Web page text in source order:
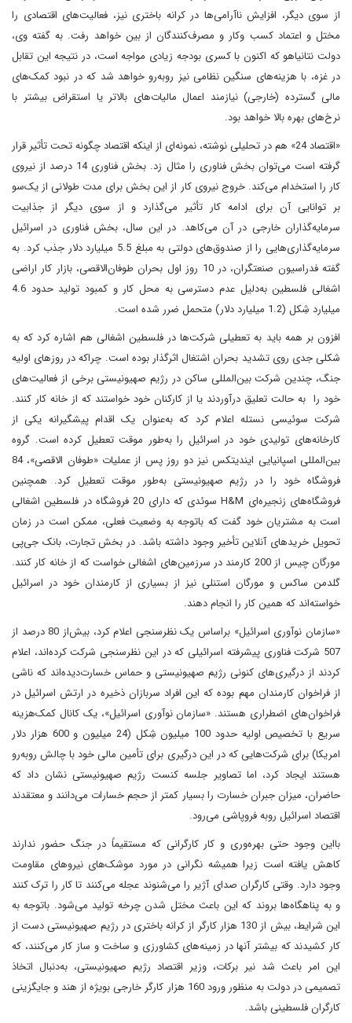
از سوی دیگر، افزایش ناآرامی‌ها در کرانه باختری نیز، فعالیت‌های اقتصادی را
مختل و اعتماد کسب‌ وکار و مصرف‌کنندگان از بین خواهد رفت. به گفته وی،
دولت نتانیاهو که اکنون با کسری بودجه زیادی مواجه است، در نتیجه این تقابل
در غزه، با هزینه‌های سنگین نظامی نیز روبه‌رو خواهد شد که در نبود کمک‌های
مالی گسترده (خارجی) نیازمند اعمال مالیات‌های بالاتر یا استقراض بیشتر با
نرخ‌های بهره بالا خواهد بود.
«اقتصاد 24» هم در تحلیلی نوشته، نمونه‌ای از اینکه اقتصاد چگونه تحت تأثیر قرار
گرفته است می‌توان بخش فناوری را مثال زد. بخش فناوری 14 درصد از نیروی
کار را استخدام می‌کند. خروج نیروی کار از این بخش برای مدت طولانی از یک‌سو
بر توانایی آن برای ادامه کار تأثیر می‌گذارد و از سوی دیگر از جذابیت
سرمایه‌گذاران خارجی در آن می‌کاهد. در این سال، بخش فناوری در اسرائیل
سرمایه‌گذاری‌هایی را از صندوق‌های دولتی به مبلغ 5.5 میلیارد دلار جذب کرد. به
گفته فدراسیون صنعتگران، در 10 روز اول بحران طوفان‌الاقصی، بازار کار اراضی
اشغالی فلسطین به‌دلیل عدم دسترسی به محل کار و کمبود تولید حدود 4.6
میلیارد شِکل (1.2 میلیارد دلار) متحمل ضرر شده است.
افزون بر همه باید به تعطیلی شرکت‌ها در فلسطین اشغالی هم اشاره کرد که به
شکلی جدی روی تشدید بحران اشتغال اثرگذار بوده است. چراکه در روزهای اولیه
جنگ، چندین شرکت بین‌المللی ساکن در رژیم صهیونیستی برخی از فعالیت‌های
خود را به حالت تعلیق درآوردند یا از کارکنان خود خواستند که از خانه کار کنند.
شرکت سوئیسی نستله اعلام کرد که به‌عنوان یک اقدام پیشگیرانه یکی از
کارخانه‌های تولیدی خود در اسرائیل را به‌طور موقت تعطیل کرده است. گروه
بین‌المللی اسپانیایی ایندیتکس نیز دو روز پس از عملیات «طوفان الاقصی»، 84
فروشگاه خود را در رژیم صهیونیستی به‌طور موقت تعطیل کرد. همچنین
فروشگاه‌های زنجیره‌ای H&M سوئدی که دارای 20 فروشگاه در فلسطین اشغالی
است به مشتریان خود گفت که باتوجه به وضعیت فعلی، ممکن است در زمان
تحویل خریدهای آنلاین تأخیر وجود داشته باشد. در بخش تجارت، بانک جی‌پی
مورگان چیس از 200 کارمند در سرزمین‌های اشغالی خواست که از خانه کار کنند.
گلدمن ساکس و مورگان استنلی نیز از بسیاری از کارمندان خود در اسرائیل
خواسته‌اند که همین کار را انجام دهند.
«سازمان نوآوری اسرائیل» براساس یک نظرسنجی اعلام کرد، بیش‌از 80 درصد از
507 شرکت‌ فناوری پیشرفته اسرائیلی که در این نظرسنجی شرکت کرده‌اند، اعلام
کردند از درگیری‌های کنونی رژیم صهیونیستی و حماس خسارت‌دیده‌اند که ناشی
از فراخوان کارمندان مهم بوده که این افراد سربازان ذخیره در ارتش اسرائیل در
فراخوان‌های اضطراری هستند. «سازمان نوآوری اسرائیل»، یک کانال کمک‌هزینه
سریع با تخصیص اولیه حدود 100 میلیون شِکل (24 میلیون و 600 هزار دلار
امریکا) برای شرکت‌هایی که در این درگیری برای تأمین مالی خود با چالش رو‌به‌رو
هستند ایجاد کرد، اما تصاویر جلسه کنست رژیم صهیونیستی نشان داد که
حاضران، میزان جبران خسارت را بسیار کمتر از حجم خسارات می‌دانند و معتقدند
اقتصاد اسرائیل روبه فروپاشی می‌رود.
بااین وجود حتی بهره‌وری و کار کارگرانی که مستقیماً در جنگ حضور ندارند
کاهش یافته است زیرا همیشه نگرانی در مورد موشک‌های نیروهای مقاومت
وجود دارد. وقتی کارگران صدای آژیر را می‌شنوند عجله می‌کنند تا کار را ترک کنند
و به پناهگاه‌ها بروند که این باعث مختل شدن چرخه تولید می‌شود. باتوجه به
این شرایط، بیش از 130 هزار کارگر از کرانه باختری در رژیم صهیونیستی دست از
کار کشیدند که بیشتر آنها در زمینه‌های کشاورزی و ساخت و ساز کار می‌کنند، که
این امر باعث شد نیر برکات، وزیر اقتصاد رژیم صهیونیستی، به‌دنبال اتخاذ
تصمیمی در دولت به منظور ورود 160 هزار کارگر خارجی بویژه از هند و جایگزینی
کارگران فلسطینی باشد.